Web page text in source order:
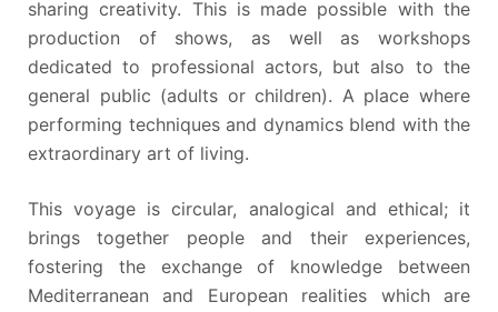
sharing creativity. This is made possible with the
production of shows, as well as workshops
dedicated to professional actors, but also to the
general public (adults or children). A place where
performing techniques and dynamics blend with the
extraordinary art of living.
This voyage is circular, analogical and ethical; it
brings together people and their experiences,
fostering the exchange of knowledge between
Mediterranean and European realities which are